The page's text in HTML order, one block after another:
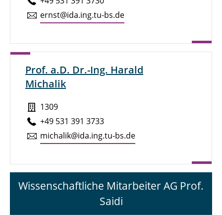
ernst@ida.ing.tu-bs.de
Prof. a.D. Dr.-Ing. Harald
Michalik
1309
+49 531 391 3733
michalik@ida.ing.tu-bs.de
Wissenschaftliche Mitarbeiter AG Prof.
Saidi